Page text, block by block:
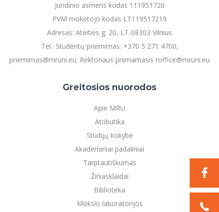
Juridinio asmens kodas 111951726
PVM mokėtojo kodas LT119517219
Adresas: Ateities g. 20, LT-08303 Vilnius
Tel.: Studentų priėmimas: +370 5 271 4700,
priemimas@mruni.eu; Rektoriaus priimamasis roffice@mruni.eu
Greitosios nuorodos
Apie MRU
Atributika
Studijų kokybė
Akademiniai padaliniai
Tarptautiškumas
Žiniasklaidai
Biblioteka
Mokslo laboratorijos